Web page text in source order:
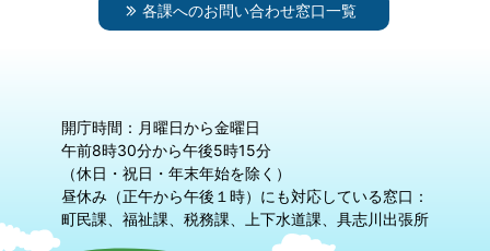
各課へのお問い合わせ窓口一覧
開庁時間：月曜日から金曜日
午前8時30分から午後5時15分
（休日・祝日・年末年始を除く）
昼休み（正午から午後１時）にも対応している窓口：
町民課、福祉課、税務課、上下水道課、具志川出張所